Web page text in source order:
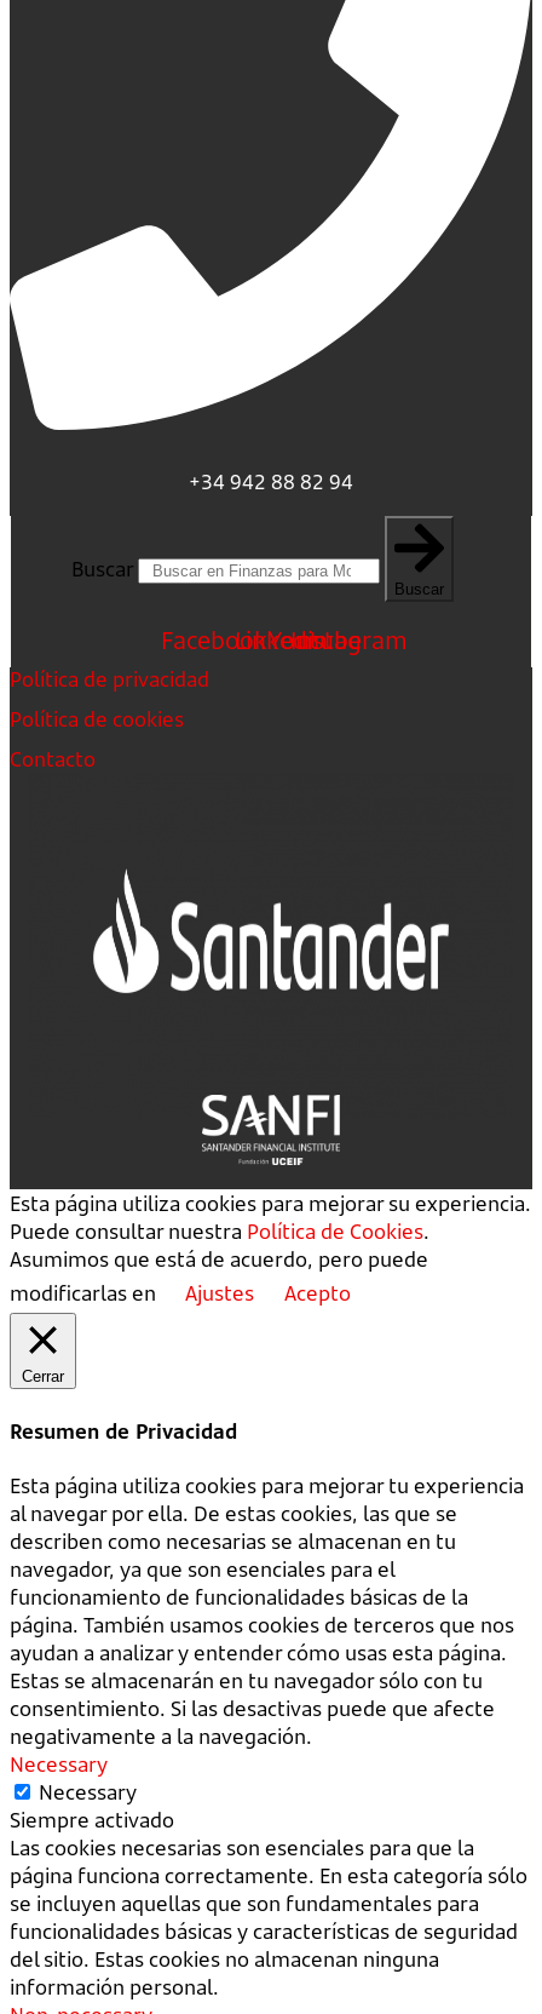
+34 942 88 82 94
Buscar
Buscar
FacebookLinkedin
Youtube
Instagram
Política de privacidad
Política de cookies
Contacto
Esta página utiliza cookies para mejorar su experiencia.
Puede consultar nuestra Política de Cookies.
Asumimos que está de acuerdo, pero puede
modificarlas en
Ajustes Acepto
Cerrar
Resumen de Privacidad
Esta página utiliza cookies para mejorar tu experiencia
al navegar por ella. De estas cookies, las que se
describen como necesarias se almacenan en tu
navegador, ya que son esenciales para el
funcionamiento de funcionalidades básicas de la
página. También usamos cookies de terceros que nos
ayudan a analizar y entender cómo usas esta página.
Estas se almacenarán en tu navegador sólo con tu
consentimiento. Si las desactivas puede que afecte
negativamente a la navegación.
Necessary
Necessary
Siempre activado
Las cookies necesarias son esenciales para que la
página funciona correctamente. En esta categoría sólo
se incluyen aquellas que son fundamentales para
funcionalidades básicas y características de seguridad
del sitio. Estas cookies no almacenan ninguna
información personal.